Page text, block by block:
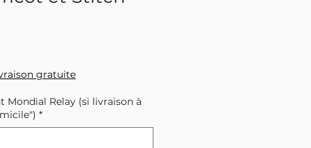
gratuite
Mondial Relay (si livraison à
*